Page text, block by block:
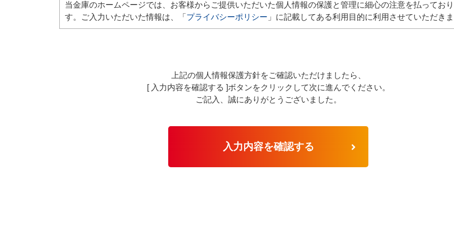
当金庫のホームページでは、お客様からご提供いただいた個人情報の保護と管理に細心の注意を払ってお
す。ご入力いただいた情報は、「 プライバシーポリシー 」に記載してある利用目的に利用させていただき
上記の個人情報保護方針をご確認いただけましたら、
[ 入力内容を確認する ]ボタンをクリックして次に進んでください。
ご記入、誠にありがとうございました。
入力内容を確認する